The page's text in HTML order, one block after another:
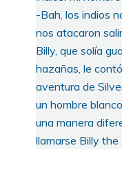
-Bah, los indios
nos atacaron
Billy, que solía
hazañas, le
aventura de
un hombre
una manera
llamarse Billy the